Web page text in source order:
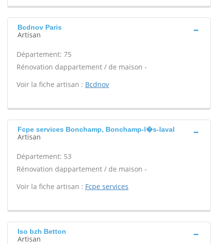
Bcdnov Paris
Artisan
Département: 75
Rénovation dappartement / de maison -
Voir la fiche artisan : Bcdnov
Fcpe services Bonchamp, Bonchamp-l�s-laval
Artisan
Département: 53
Rénovation dappartement / de maison -
Voir la fiche artisan : Fcpe services
Iso bzh Betton
Artisan